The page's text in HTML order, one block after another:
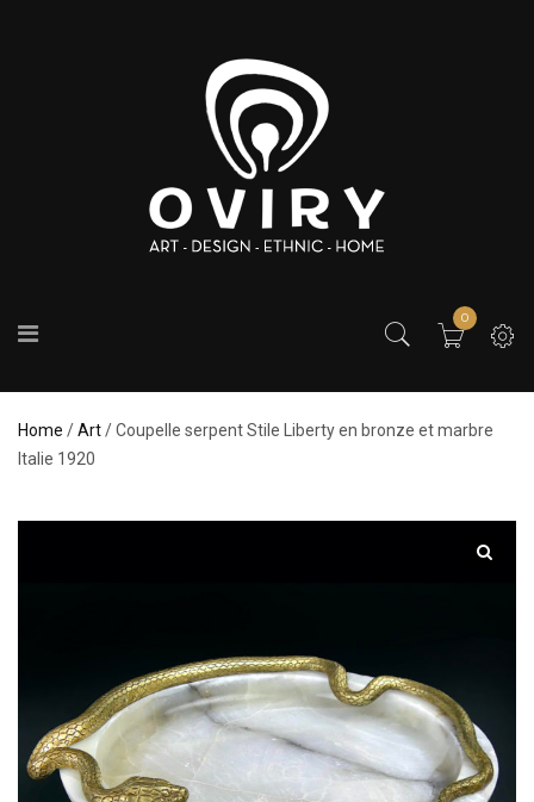
0
Home /Art/ Coupelle serpent Stile Liberty en bronze et marbre
Italie 1920